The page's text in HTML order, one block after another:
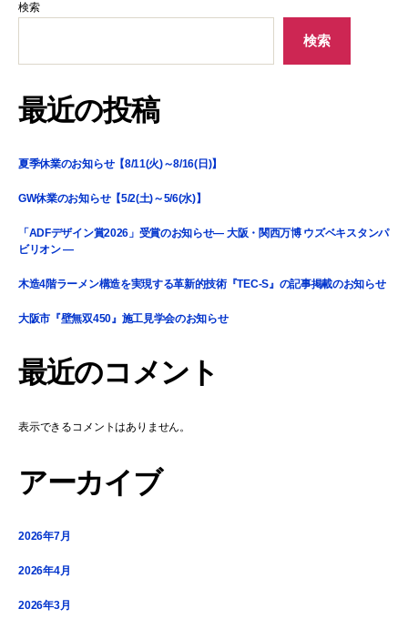
検索
検索
最近の投稿
夏季休業のお知らせ【8/11(火)～8/16(日)】
GW休業のお知らせ【5/2(土)～5/6(水)】
「ADFデザイン賞2026」受賞のお知らせ― 大阪・関西万博 ウズベキスタンパ
ビリオン ―
木造4階ラーメン構造を実現する革新的技術『TEC-S』の記事掲載のお知らせ
大阪市『壁無双450』施工見学会のお知らせ
最近のコメント
表示できるコメントはありません。
アーカイブ
2026年7月
2026年4月
2026年3月